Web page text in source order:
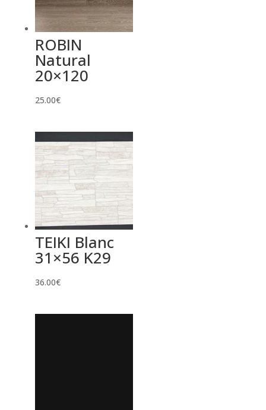
ROBIN
Natural
20×120
25.00€
TEIKI Blanc
31×56 K29
36.00€